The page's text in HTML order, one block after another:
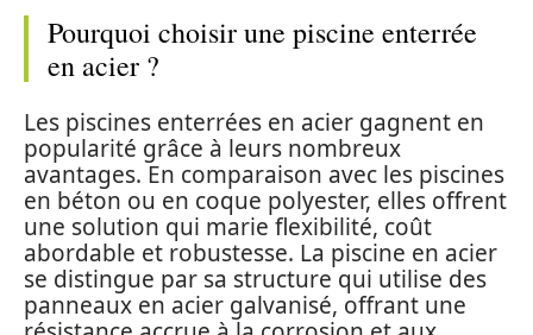
Pourquoi choisir une piscine enterrée
en acier ?
Les piscines enterrées en acier gagnent en
popularité grâce à leurs nombreux
avantages. En comparaison avec les piscines
en béton ou en coque polyester, elles offrent
une solution qui marie flexibilité, coût
abordable et robustesse. La piscine en acier
se distingue par sa structure qui utilise des
panneaux en acier galvanisé, offrant une